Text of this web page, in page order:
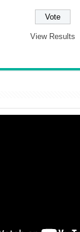
View Results